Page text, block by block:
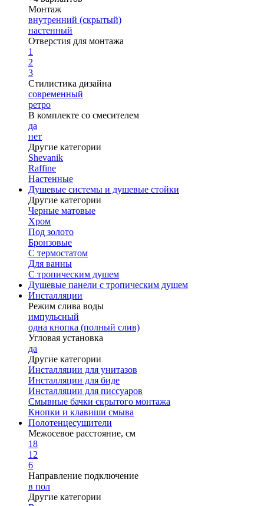
Монтаж
внутренний (скрытый)
настенный
Отверстия для монтажа
1
2
3
Стилистика дизайна
современный
ретро
В комплекте со смесителем
да
нет
Другие категории
Shevanik
Raffine
Настенные
Душевые системы и душевые стойки
Другие категории
Черные матовые
Хром
Под золото
Бронзовые
С термостатом
Для ванны
С тропическим душем
Душевые панели с тропическим душем
Инсталляции
Режим слива воды
импульсный
одна кнопка (полный слив)
Угловая установка
да
Другие категории
Инсталляции для унитазов
Инсталляции для биде
Инсталляции для писсуаров
Смывные бачки скрытого монтажа
Кнопки и клавиши смыва
Полотенцесушители
Межосевое расстояние, см
18
12
6
Направление подключение
в пол
Другие категории